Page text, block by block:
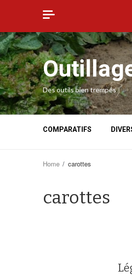
Des outils bien trempés
COMPARATIFS
Home carottes
carottes